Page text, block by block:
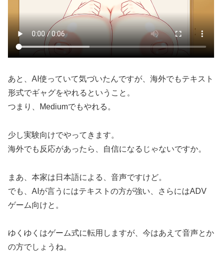
あと、AI使っていて気づいたんですが、海外でもテキスト
形式でギャグをやれるということ。
つまり、Mediumでもやれる。
少し実験向けでやってきます。
海外でも反応があったら、自信になるじゃないですか。
まあ、本家は日本語による、音声ですけど。
でも、AIが言うにはテキストの方が強い、さらにはADV
ゲーム向けと。
ゆくゆくはゲーム式に転用しますが、今はあえて音声とか
の方でしょうね。